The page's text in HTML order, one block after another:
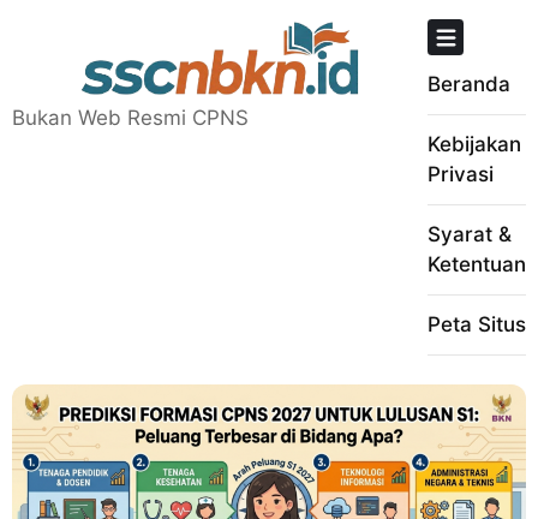
Bukan Web Resmi CPNS
Beranda
Kebijakan
Privasi
Syarat &
Ketentuan
Peta Situs